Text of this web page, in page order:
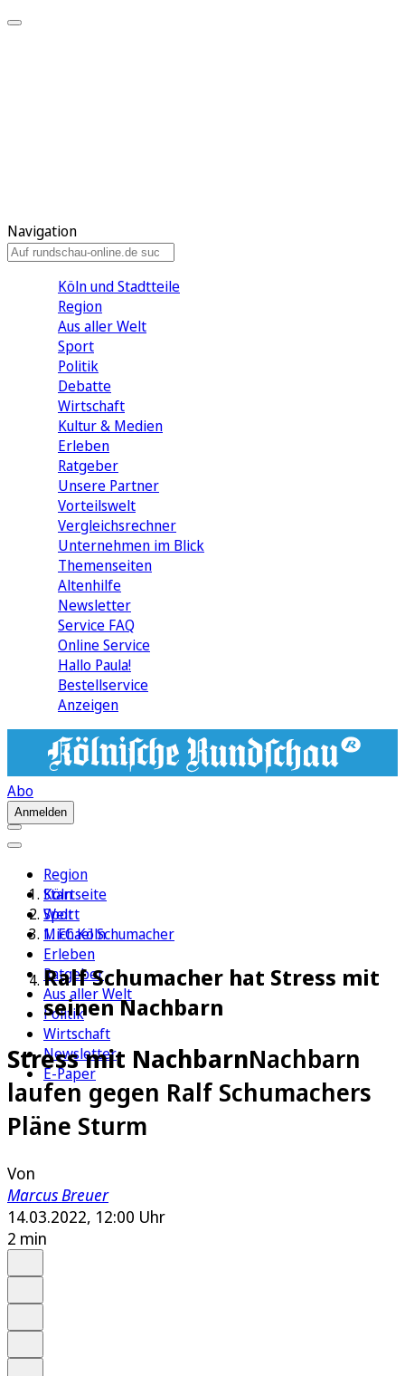
Navigation
Köln und Stadtteile
Region
Aus aller Welt
Sport
Politik
Debatte
Wirtschaft
Kultur & Medien
Erleben
Ratgeber
Unsere Partner
Vorteilswelt
Vergleichsrechner
Unternehmen im Blick
Themenseiten
Altenhilfe
Newsletter
Service FAQ
Online Service
Hallo Paula!
Bestellservice
Anzeigen
Abo
Anmelden
Region
Köln
Sport
1. FC Köln
Erleben
Ratgeber
Aus aller Welt
Politik
Wirtschaft
Newsletter
E-Paper
Startseite
Welt
Michael Schumacher
Ralf Schumacher hat Stress mit
seinen Nachbarn
Stress mit NachbarnNachbarn
laufen gegen Ralf Schumachers
Pläne Sturm
Von
Marcus Breuer
14.03.2022, 12:00 Uhr
2 min